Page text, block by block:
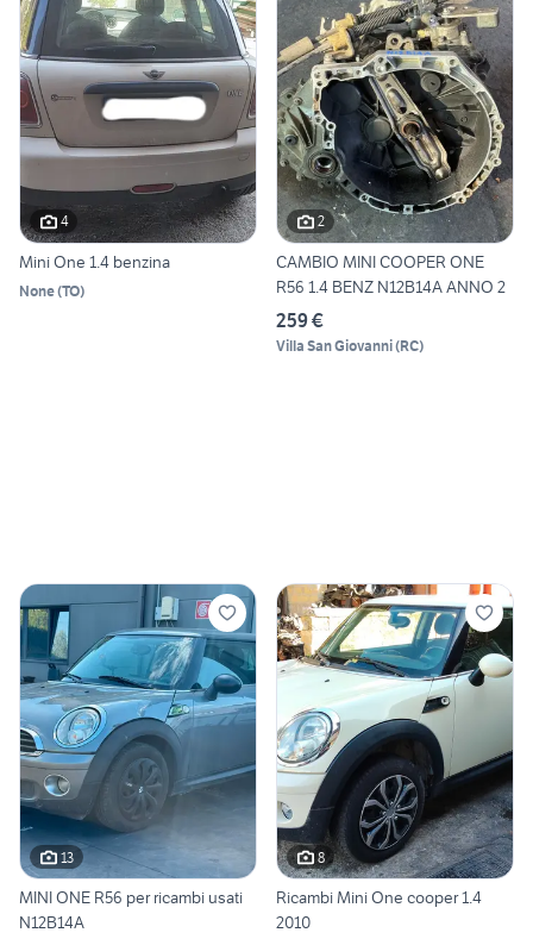
4
Mini One 1.4 benzina
None(TO)
2
CAMBIO MINI COOPER ONE
R56 1.4 BENZ N12B14A ANNO 2
259 €
Villa San Giovanni(RC)
13
MINI ONE R56 per ricambi usati
N12B14A
8
Ricambi Mini One cooper 1.4
2010